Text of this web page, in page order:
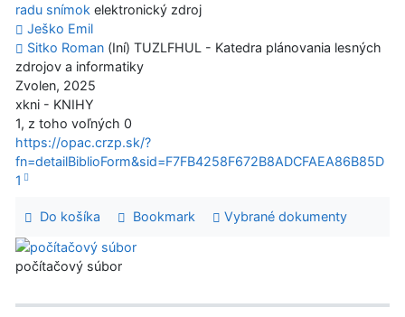
radu snímok elektronický zdroj
Ješko Emil
Sitko Roman (Iní) TUZLFHUL - Katedra plánovania lesných
zdrojov a informatiky
Zvolen, 2025
xkni - KNIHY
1, z toho voľných 0
https://opac.crzp.sk/?
fn=detailBiblioForm&sid=F7FB4258F672B8ADCFAEA86B85D
1
Do košíka Bookmark Vybrané dokumenty
počítačový súbor